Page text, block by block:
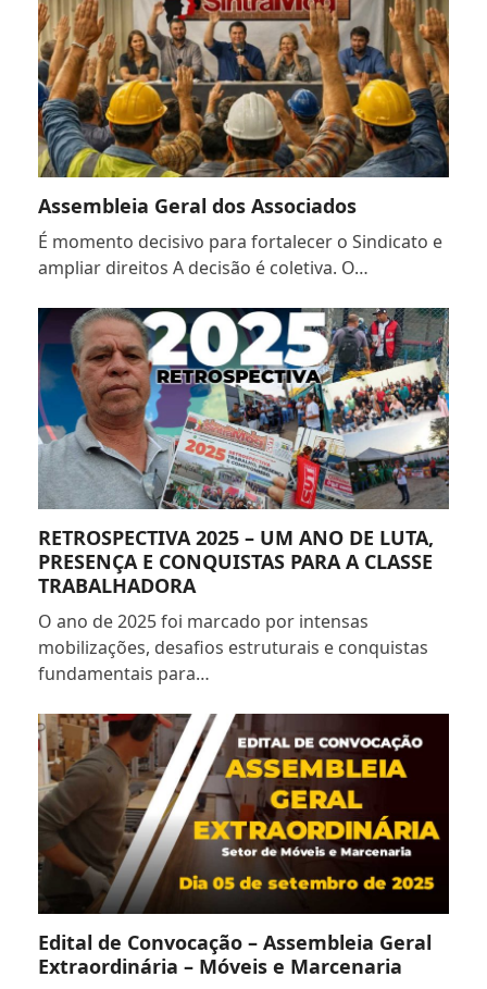
Assembleia Geral dos Associados
É momento decisivo para fortalecer o Sindicato e
ampliar direitos A decisão é coletiva. O…
RETROSPECTIVA 2025 – UM ANO DE LUTA,
PRESENÇA E CONQUISTAS PARA A CLASSE
TRABALHADORA
O ano de 2025 foi marcado por intensas
mobilizações, desafios estruturais e conquistas
fundamentais para…
Edital de Convocação – Assembleia Geral
Extraordinária – Móveis e Marcenaria